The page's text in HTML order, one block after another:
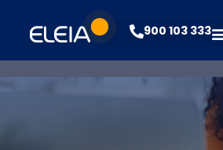
900 103 333